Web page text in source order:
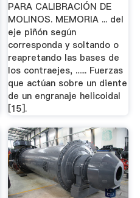
PARA CALIBRACIÓN DE
MOLINOS. MEMORIA ... del
eje piñón según
corresponda y soltando o
reapretando las bases de
los contraejes, ...... Fuerzas
que actúan sobre un diente
de un engranaje helicoidal
[15].